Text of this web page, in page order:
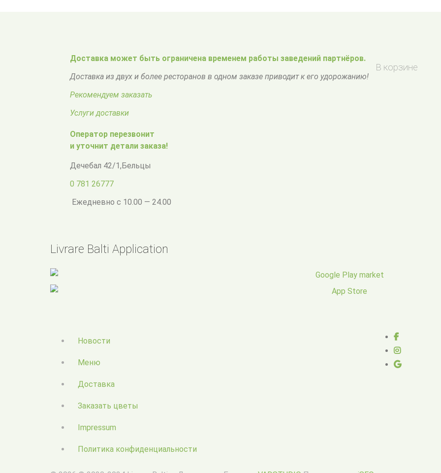
Доставка может быть ограничена временем работы заведений партнёров.
Доставка из двух и более ресторанов в одном заказе приводит к его удорожанию!
Рекомендуем заказать
Услуги доставки
Оператор перезвонит
и уточнит детали заказа!
Дечебал 42/1,Бельцы
0 781 26777
Ежедневно с 10.00 — 24.00
В корзине
Livrare Balti Application
Новости
Меню
Доставка
Заказать цветы
Impressum
Политика конфиденциальности